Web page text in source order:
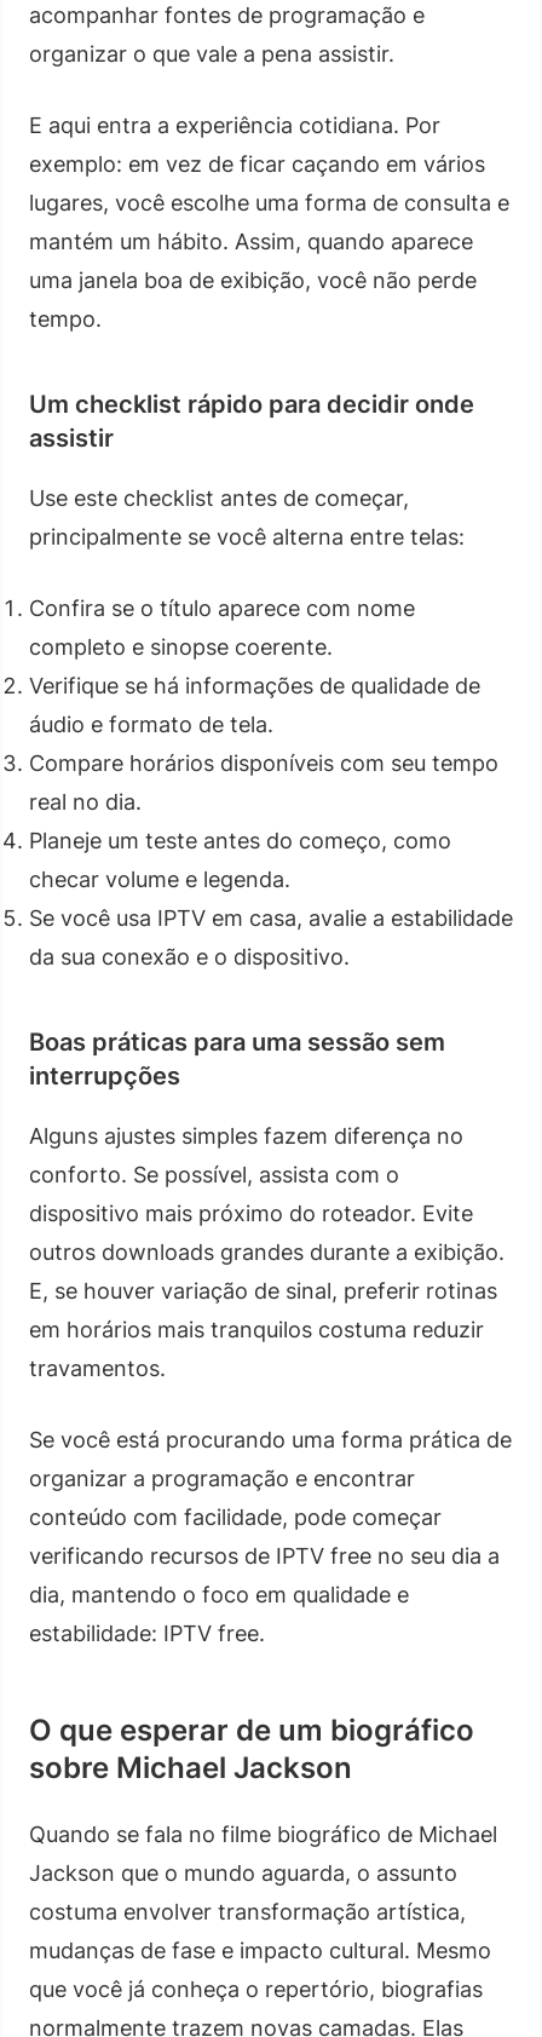
acompanhar fontes de programação e
organizar o que vale a pena assistir.
E aqui entra a experiência cotidiana. Por
exemplo: em vez de ficar caçando em vários
lugares, você escolhe uma forma de consulta e
mantém um hábito. Assim, quando aparece
uma janela boa de exibição, você não perde
tempo.
Um checklist rápido para decidir onde
assistir
Use este checklist antes de começar,
principalmente se você alterna entre telas:
Confira se o título aparece com nome
completo e sinopse coerente.
Verifique se há informações de qualidade de
áudio e formato de tela.
Compare horários disponíveis com seu tempo
real no dia.
Planeje um teste antes do começo, como
checar volume e legenda.
Se você usa IPTV em casa, avalie a estabilidade
da sua conexão e o dispositivo.
Boas práticas para uma sessão sem
interrupções
Alguns ajustes simples fazem diferença no
conforto. Se possível, assista com o
dispositivo mais próximo do roteador. Evite
outros downloads grandes durante a exibição.
E, se houver variação de sinal, preferir rotinas
em horários mais tranquilos costuma reduzir
travamentos.
Se você está procurando uma forma prática de
organizar a programação e encontrar
conteúdo com facilidade, pode começar
verificando recursos de IPTV free no seu dia a
dia, mantendo o foco em qualidade e
estabilidade: IPTV free.
O que esperar de um biográfico
sobre Michael Jackson
Quando se fala no filme biográfico de Michael
Jackson que o mundo aguarda, o assunto
costuma envolver transformação artística,
mudanças de fase e impacto cultural. Mesmo
que você já conheça o repertório, biografias
normalmente trazem novas camadas. Elas